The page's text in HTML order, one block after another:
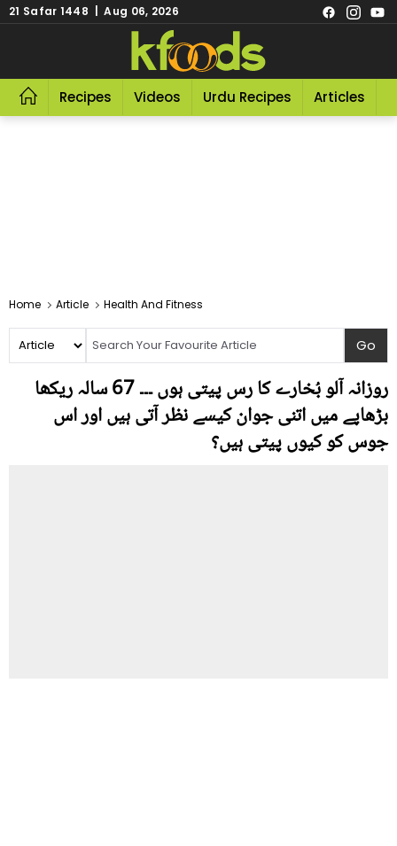
21 Safar 1448 | Aug 06, 2026
Recipes Videos Urdu Recipes Articles
Home Article Health And Fitness
روزانہ آلو بُخارے کا رس پیتی ہوں ۔۔۔ 67 سالہ ریکھا
بڑھاپے میں اتنی جوان کیسے نظر آتی ہیں اور اس
جوس کو کیوں پیتی ہیں؟